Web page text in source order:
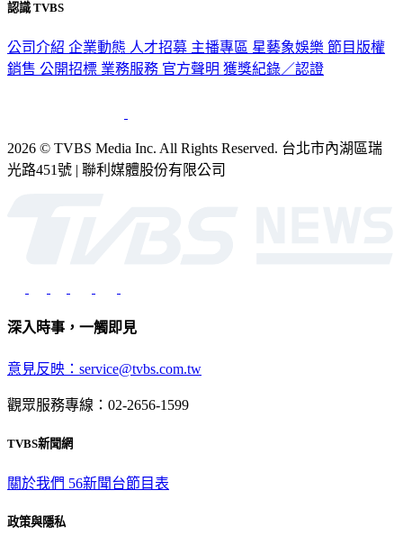
認識 TVBS
公司介紹 企業動態 人才招募 主播專區 星藝象娛樂 節目版權
銷售 公開招標 業務服務 官方聲明 獲獎紀錄／認證
2026 © TVBS Media Inc. All Rights Reserved. 台北市內湖區瑞
光路451號 | 聯利媒體股份有限公司
深入時事，一觸即見
意見反映：service@tvbs.com.tw
觀眾服務專線：02-2656-1599
TVBS新聞網
關於我們 56新聞台節目表
政策與隱私